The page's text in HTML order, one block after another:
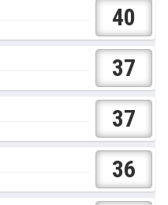
40
37
37
36